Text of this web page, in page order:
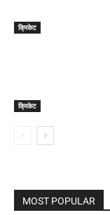
क्रिकेट
क्रिकेट
MOST POPULAR